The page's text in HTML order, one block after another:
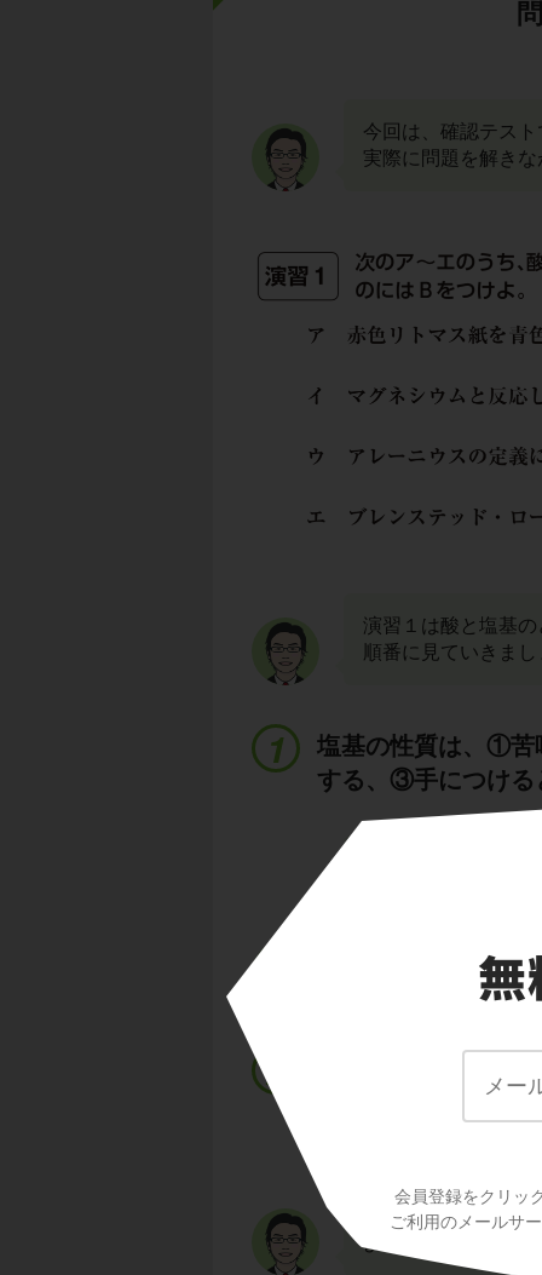
会員登録をクリッ
ご利用のメールサ
今回は、確認テスト
実際に問題を解き
演習１は酸と塩基
順番に見ていきま
塩基の性質は、①苦
する、③手につける
よって、アは B で
る、③MgやZnと反
イ マグネシウム
マグネシウムと反
よって、イは